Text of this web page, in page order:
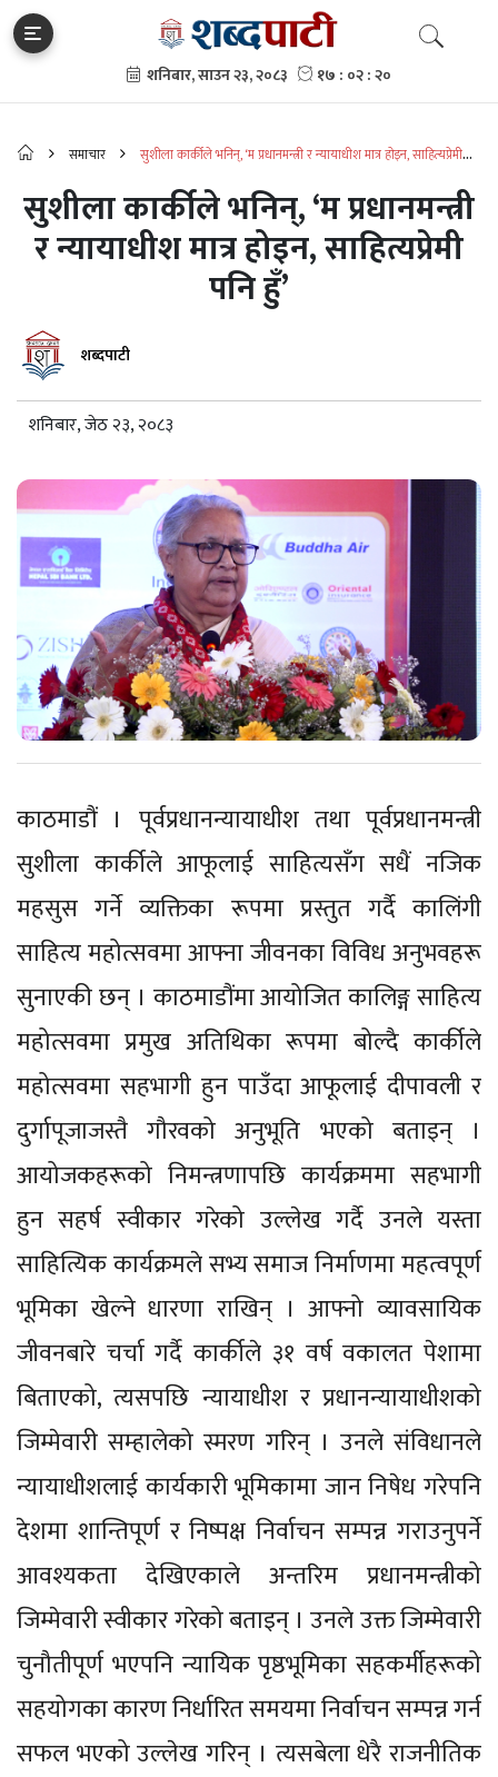
समाचार
सुशीला कार्कीले भनिन्, ‘म प्रधानमन्त्री र न्यायाधीश मात्र होइन, साहित्यप्रेमी
सुशीला कार्कीले भनिन्, ‘म प्रधानमन्त्री
र न्यायाधीश मात्र होइन, साहित्यप्रेमी
पनि हुँ’
शब्दपाटी
शनिबार, जेठ २३, २०८३
काठमाडौं । पूर्वप्रधानन्यायाधीश तथा पूर्वप्रधानमन्त्री
सुशीला कार्कीले आफूलाई साहित्यसँग सधैं नजिक
महसुस गर्ने व्यक्तिका रूपमा प्रस्तुत गर्दै कालिंगी
साहित्य महोत्सवमा आफ्ना जीवनका विविध अनुभवहरू
सुनाएकी छन् । काठमाडौंमा आयोजित कालिङ्ग साहित्य
महोत्सवमा प्रमुख अतिथिका रूपमा बोल्दै कार्कीले
महोत्सवमा सहभागी हुन पाउँदा आफूलाई दीपावली र
दुर्गापूजाजस्तै गौरवको अनुभूति भएको बताइन् ।
आयोजकहरूको निमन्त्रणापछि कार्यक्रममा सहभागी
हुन सहर्ष स्वीकार गरेको उल्लेख गर्दै उनले यस्ता
साहित्यिक कार्यक्रमले सभ्य समाज निर्माणमा महत्वपूर्ण
भूमिका खेल्ने धारणा राखिन् । आफ्नो व्यावसायिक
जीवनबारे चर्चा गर्दै कार्कीले ३१ वर्ष वकालत पेशामा
बिताएको, त्यसपछि न्यायाधीश र प्रधानन्यायाधीशको
जिम्मेवारी सम्हालेको स्मरण गरिन् । उनले संविधानले
न्यायाधीशलाई कार्यकारी भूमिकामा जान निषेध गरेपनि
देशमा शान्तिपूर्ण र निष्पक्ष निर्वाचन सम्पन्न गराउनुपर्ने
आवश्यकता देखिएकाले अन्तरिम प्रधानमन्त्रीको
जिम्मेवारी स्वीकार गरेको बताइन् । उनले उक्त जिम्मेवारी
चुनौतीपूर्ण भएपनि न्यायिक पृष्ठभूमिका सहकर्मीहरूको
सहयोगका कारण निर्धारित समयमा निर्वाचन सम्पन्न गर्न
सफल भएको उल्लेख गरिन् । त्यसबेला धेरै राजनीतिक